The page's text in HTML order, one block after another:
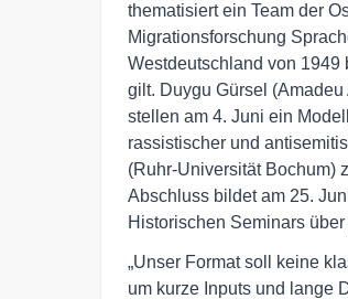
thematisiert ein Team der
Migrationsforschung
Westdeutschland von 1949
gilt. Duygu Gürsel
stellen am 4. Juni ein
rassistischer und
(Ruhr-Universität Bochum)
Abschluss bildet am 25.
Historischen Seminars
„Unser Format soll keine
um kurze Inputs und lange